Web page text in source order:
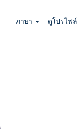
ภาษา ดูโปรไฟล์